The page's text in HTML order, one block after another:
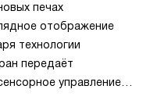
печах
отображение
технологии
передаёт
управление